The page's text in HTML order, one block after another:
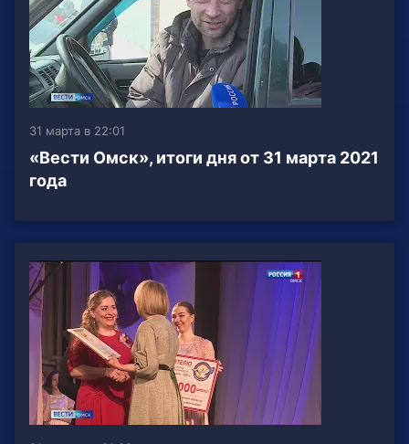
31 марта в 22:01
«Вести Омск», итоги дня от 31 марта 2021
года